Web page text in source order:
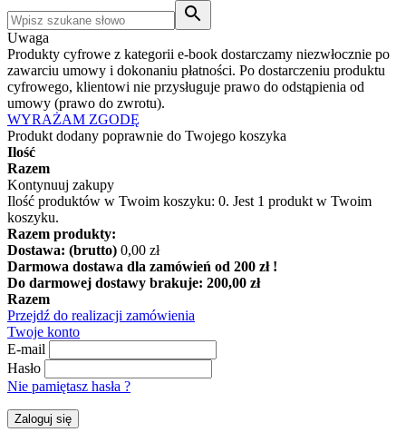
Uwaga
Produkty cyfrowe z kategorii e-book dostarczamy niezwłocznie po
zawarciu umowy i dokonaniu płatności. Po dostarczeniu produktu
cyfrowego, klientowi nie przysługuje prawo do odstąpienia od
umowy (prawo do zwrotu).
WYRAŻAM ZGODĘ
Produkt dodany poprawnie do Twojego koszyka
Ilość
Razem
Kontynuuj zakupy
Ilość produktów w Twoim koszyku: 0. Jest 1 produkt w Twoim
koszyku.
Razem produkty:
Dostawa: (brutto) 0,00 zł
Darmowa dostawa dla zamówień od 200 zł !
Do darmowej dostawy brakuje: 200,00 zł
Razem
Przejdź do realizacji zamówienia
Twoje konto
E-mail
Hasło
Nie pamiętasz hasła ?
Zaloguj się